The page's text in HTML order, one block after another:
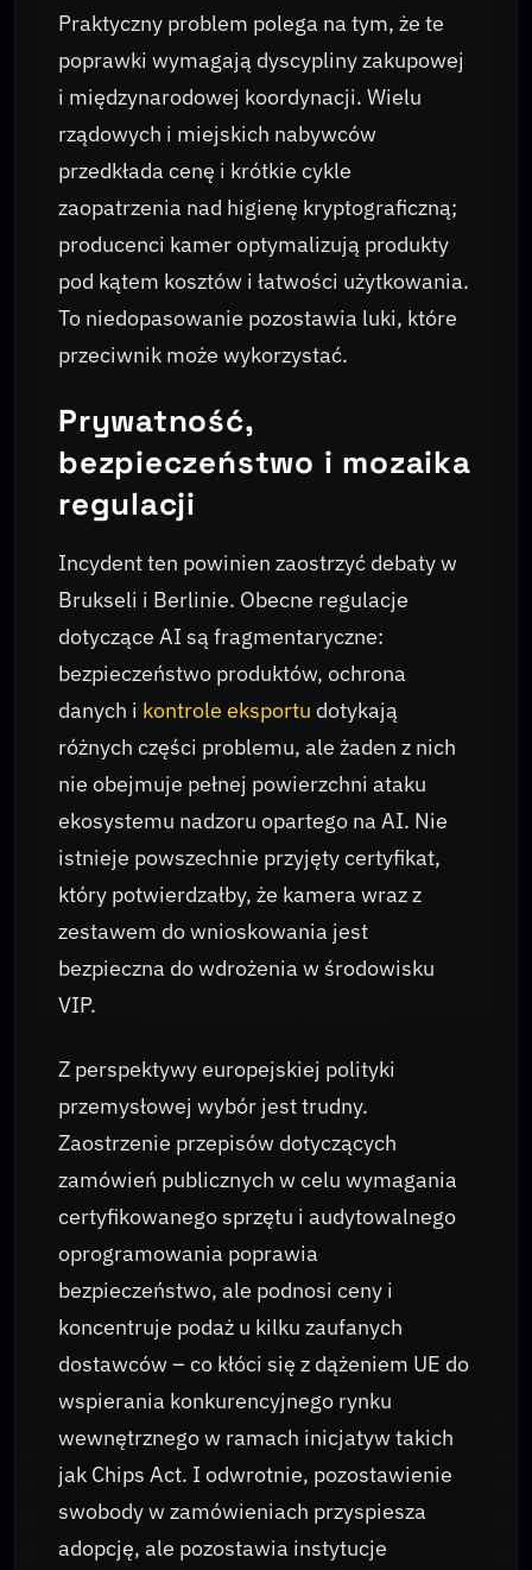
Praktyczny problem polega na tym, że te
poprawki wymagają dyscypliny zakupowej
i międzynarodowej koordynacji. Wielu
rządowych i miejskich nabywców
przedkłada cenę i krótkie cykle
zaopatrzenia nad higienę kryptograficzną;
producenci kamer optymalizują produkty
pod kątem kosztów i łatwości użytkowania.
To niedopasowanie pozostawia luki, które
przeciwnik może wykorzystać.
Prywatność,
bezpieczeństwo i mozaika
regulacji
Incydent ten powinien zaostrzyć debaty w
Brukseli i Berlinie. Obecne regulacje
dotyczące AI są fragmentaryczne:
bezpieczeństwo produktów, ochrona
danych i kontrole eksportu dotykają
różnych części problemu, ale żaden z nich
nie obejmuje pełnej powierzchni ataku
ekosystemu nadzoru opartego na AI. Nie
istnieje powszechnie przyjęty certyfikat,
który potwierdzałby, że kamera wraz z
zestawem do wnioskowania jest
bezpieczna do wdrożenia w środowisku
VIP.
Z perspektywy europejskiej polityki
przemysłowej wybór jest trudny.
Zaostrzenie przepisów dotyczących
zamówień publicznych w celu wymagania
certyfikowanego sprzętu i audytowalnego
oprogramowania poprawia
bezpieczeństwo, ale podnosi ceny i
koncentruje podaż u kilku zaufanych
dostawców – co kłóci się z dążeniem UE do
wspierania konkurencyjnego rynku
wewnętrznego w ramach inicjatyw takich
jak Chips Act. I odwrotnie, pozostawienie
swobody w zamówieniach przyspiesza
adopcję, ale pozostawia instytucje